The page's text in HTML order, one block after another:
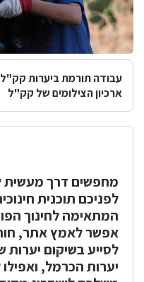
עבודה תורמת ביערות קק"ל.
ארכיון הצילומים של קק"ל
מחפשים דרך מעשית
לפניכם תוכנית
המתאימה לחינוך
אפשר לאמץ אתר,
לסייע בשיקום יערות
יערות הכרמל,